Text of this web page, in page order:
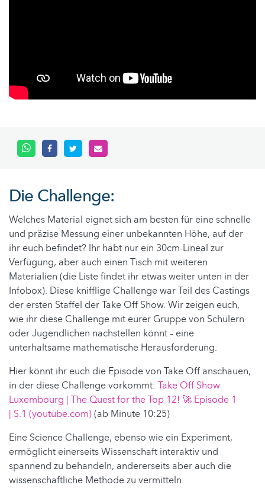
Die Challenge:
Welches Material eignet sich am besten für eine schnelle
und präzise Messung einer unbekannten Höhe, auf der
ihr euch befindet? Ihr habt nur ein 30cm-Lineal zur
Verfügung, aber auch einen Tisch mit weiteren
Materialien (die Liste findet ihr etwas weiter unten in der
Infobox). Diese knifflige Challenge war Teil des Castings
der ersten Staffel der Take Off Show. Wir zeigen euch,
wie ihr diese Challenge mit eurer Gruppe von Schülern
oder Jugendlichen nachstellen könnt – eine
unterhaltsame mathematische Herausforderung.
Hier könnt ihr euch die Episode von Take Off anschauen,
in der diese Challenge vorkommt: Take Off Show
Luxembourg | The Quest for the Top 12! 🚀 Episode 1
| S.1 (youtube.com)(ab Minute 10:25)
Eine Science Challenge, ebenso wie ein Experiment,
ermöglicht einerseits Wissenschaft interaktiv und
spannend zu behandeln, andererseits aber auch die
wissenschaftliche Methode zu vermitteln.